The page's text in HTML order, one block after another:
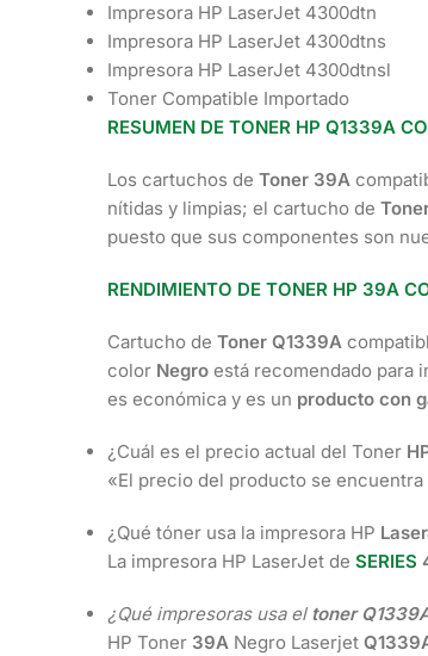
Impresora HP LaserJet 4300dtn
Impresora HP LaserJet 4300dtns
Impresora HP LaserJet 4300dtnsl
Toner Compatible Importado
RESUMEN DE TONER HP Q1339A
Los cartuchos de Toner 39A
nítidas y limpias; el cartucho de
puesto que sus componentes son
RENDIMIENTO DE TONER HP 39A
Cartucho de Toner Q1339A
color Negro está recomendado para
es económica y es un producto con
¿Cuál es el precio actual del Toner
«El precio del producto se
¿Qué tóner usa la impresora HP
La impresora HP LaserJet de SERIES
¿Qué impresoras usa el toner
HP Toner 39A Negro Laserjet